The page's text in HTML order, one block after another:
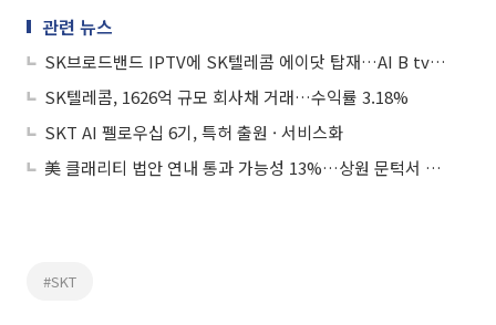
관련 뉴스
SK브로드밴드 IPTV에 SK텔레콤 에이닷 탑재…AI B tv로 진화
SK텔레콤, 1626억 규모 회사채 거래…수익률 3.18%
SKT AI 펠로우십 6기, 특허 출원 · 서비스화
美 클래리티 법안 연내 통과 가능성 13%…상원 문턱서 제동
#SKT